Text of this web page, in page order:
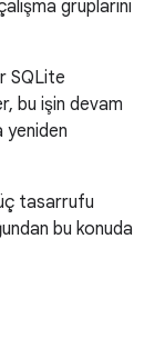
gruplarını
SQLite
bu işin devam
yeniden
tasarrufu
bu konuda